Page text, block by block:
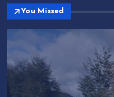
You Missed